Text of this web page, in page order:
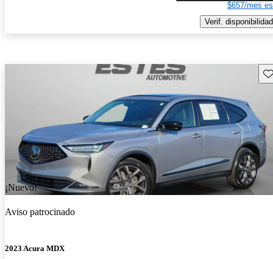
$657/mes
Verif. disponibilidad
¡Nuevo!
Aviso patrocinado
2023 Acura MDX